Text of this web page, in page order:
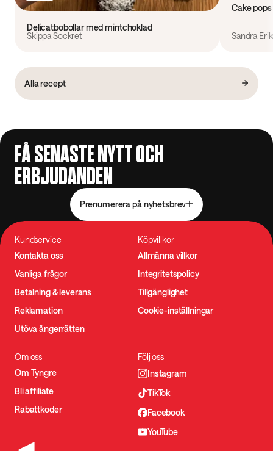
Delicatbobollar med mintchoklad
Skippa Sockret
Cake
Sandra
Alla recept
FÅ SENASTE NYTT OCH
ERBJUDANDEN
Prenumerera på nyhetsbrev
Kundservice
Kontakta oss
Vanliga frågor
Betalning & leverans
Reklamation
Utöva ångerrätten
Köpvillkor
Allmänna villkor
Integritetspolicy
Tillgänglighet
Cookie-inställningar
Om oss
Om Tyngre
Bli affiliate
Rabattkoder
Följ oss
Instagram
TikTok
Facebook
YouTube